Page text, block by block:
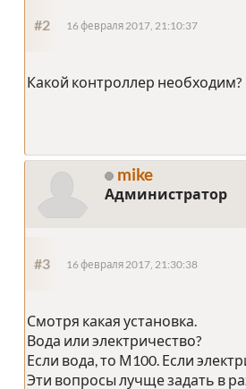
#2 16 февраля 2017, 21:10:37
Какой контроллер необходим?
mike
Администратор
#3 16 февраля 2017, 21:30:38
Смотря какая установка.
Вода или электричество?
Если вода, то М100. Если
Эти вопросы лучще задать в